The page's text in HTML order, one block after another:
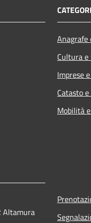
Cultura
Imprese
Catasto
Mobilità
Altamura